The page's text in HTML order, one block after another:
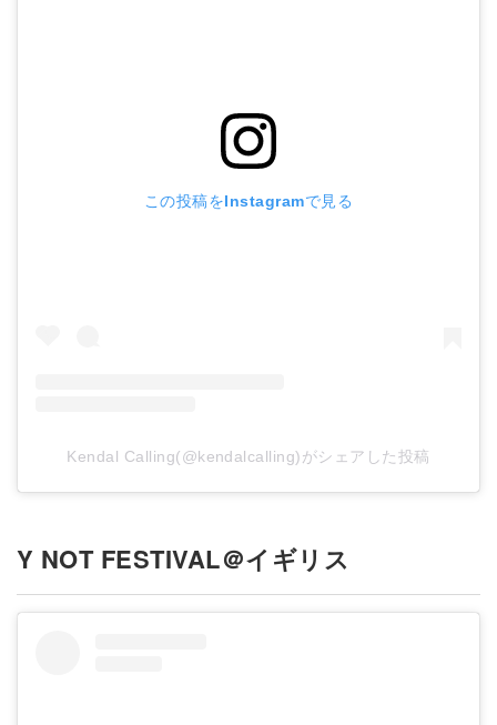
この投稿をInstagramで見る
Kendal Calling(@kendalcalling)がシェアした投稿
Y NOT FESTIVAL＠イギリス